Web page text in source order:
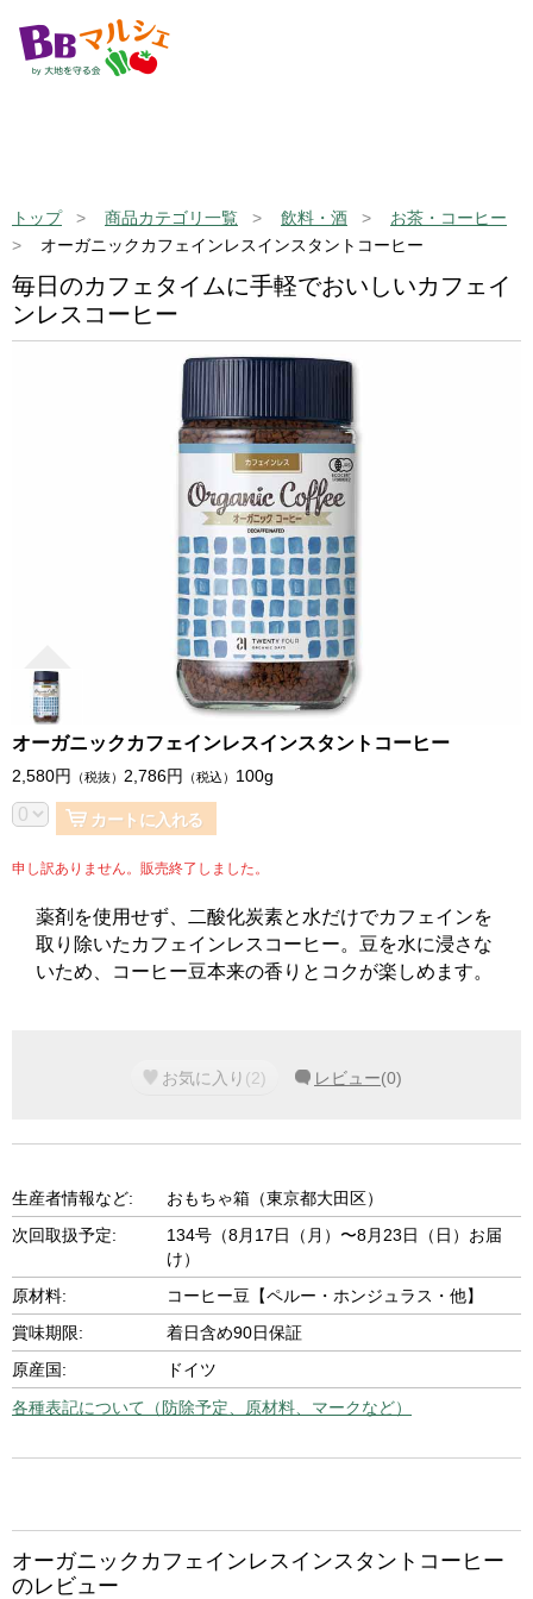
トップ 商品カテゴリ一覧 飲料・酒
お茶・コーヒー
オーガニックカフェインレスインスタントコーヒー
毎日のカフェタイムに手軽でおいしいカフェイ
ンレスコーヒー
オーガニックカフェインレスインスタントコーヒー
2,580円 （税抜） 2,786円 （税込） 100g
カートに入れる
申し訳ありません。販売終了しました。
薬剤を使用せず、二酸化炭素と水だけでカフェインを
取り除いたカフェインレスコーヒー。豆を水に浸さな
いため、コーヒー豆本来の香りとコクが楽しめます。
お気に入り (2) レビュー(0)
生産者情報など:
おもちゃ箱（東京都大田区）
次回取扱予定:
134号（8月17日（月）〜8月23日（日）お届
け）
原材料:
コーヒー豆【ペルー・ホンジュラス・他】
賞味期限:
着日含め90日保証
原産国:
ドイツ
各種表記について（防除予定、原材料、マークなど）
オーガニックカフェインレスインスタントコーヒー
のレビュー